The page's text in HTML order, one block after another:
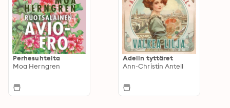
Perhesuhteita
Moa Herngren
Adelin tyttäret
Ann-Christin Antell